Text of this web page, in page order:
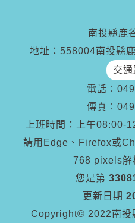
南投縣鹿
地址：558004南投縣
交通
電話︰
傳真︰
上班時間：上午08:00-
請用Edge、Firefox或
768 pixels解
您是第
更新日期
Copyright© 2022南投